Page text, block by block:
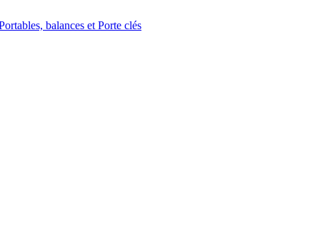
balances et Porte clés